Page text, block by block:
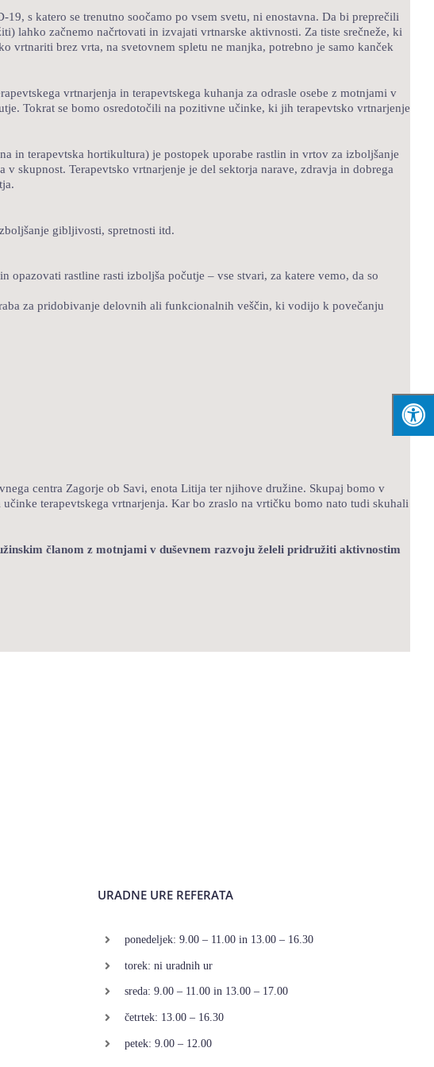
s katero se trenutno soočamo po vsem svetu, ni enostavna. Da bi preprečili
lahko začnemo načrtovati in izvajati vrtnarske aktivnosti. Za tiste srečneže, ki
brez vrta, na svetovnem spletu ne manjka, potrebno je samo kanček
vrtnarjenja in terapevtskega kuhanja za odrasle osebe z motnjami v
Tokrat se bomo osredotočili na pozitivne učinke, ki jih terapevtsko vrtnarjenje
in terapevtska hortikultura) je postopek uporabe rastlin in vrtov za izboljšanje
skupnost. Terapevtsko vrtnarjenje je del sektorja narave, zdravja in dobrega
gibljivosti, spretnosti itd.
rastline rasti izboljša počutje – vse stvari, za katere vemo, da so
za pridobivanje delovnih ali funkcionalnih veščin, ki vodijo k povečanju
centra Zagorje ob Savi, enota Litija ter njihove družine. Skupaj bomo v
terapevtskega vrtnarjenja. Kar bo zraslo na vrtičku bomo nato tudi skuhali
članom z motnjami v duševnem razvoju želeli pridružiti aktivnostim
URADNE URE REFERATA
ponedeljek: 9.00 – 11.00 in 13.00 – 16.30
torek: ni uradnih ur
sreda: 9.00 – 11.00 in 13.00 – 17.00
četrtek: 13.00 – 16.30
petek: 9.00 – 12.00